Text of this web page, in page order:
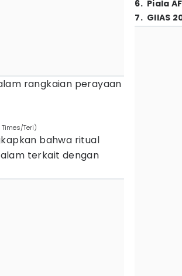
rangkaian perayaan
Teri)
bahwa ritual
terkait dengan
6. Piala
7. GIIAS